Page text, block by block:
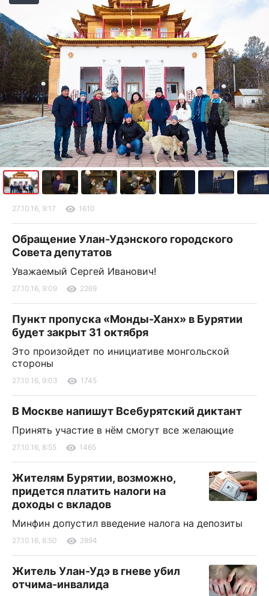
27.10.16, 9:17 1610
Обращение Улан-Удэнского городского
Совета депутатов
Уважаемый Сергей Иванович!
27.10.16, 9:09 2269
Пункт пропуска «Монды-Ханх» в Бурятии
будет закрыт 31 октября
Это произойдет по инициативе монгольской
стороны
27.10.16, 9:03 1745
В Москве напишут Всебурятский диктант
Принять участие в нём смогут все желающие
27.10.16, 8:55 1465
Жителям Бурятии, возможно,
придется платить налоги на
доходы с вкладов
Минфин допустил введение налога на депозиты
27.10.16, 8:50 2894
Житель Улан-Удэ в гневе убил
отчима-инвалида